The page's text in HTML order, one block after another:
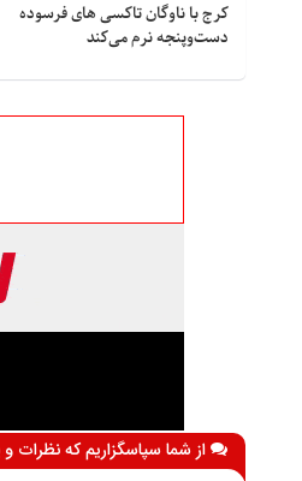
کرج با ناوگان تاکسی های فرسوده
دست‌وپنجه نرم می‌کند
از شما سپاسگزاریم که نظرات و